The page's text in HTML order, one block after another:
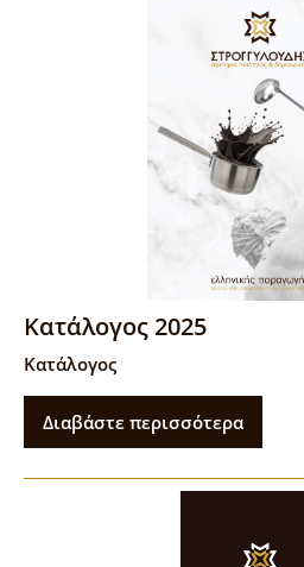
Κατάλογος 2025
Κατάλογος
Διαβάστε περισσότερα